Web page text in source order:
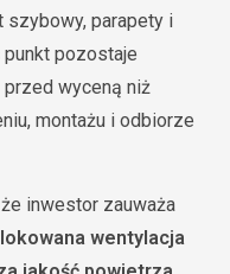
szybowy, parapety i
pozostaje
wyceną niż
montażu i odbiorze
inwestor zauważa
wentylacja